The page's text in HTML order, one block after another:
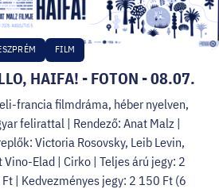
HAIFA! - FOTON - 08.07.
FILM
francia filmdráma, héber nyelven,
felirattal | Rendező: Anat Malz |
Victoria Rosovsky, Leib Levin,
Vino-Elad | Cirko | Teljes árú jegy: 2
| Kedvezményes jegy: 2 150 Ft (6